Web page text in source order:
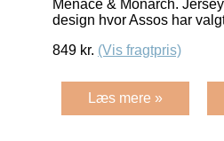
Menace & Monarch.
design hvor Assos har
849 kr. (Vis fragtpris)
Læs mere »